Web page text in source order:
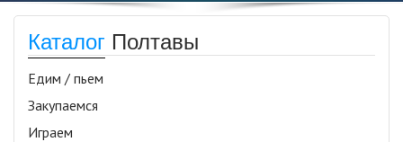
Каталог Полтавы
Едим / пьем
Закупаемся
Играем